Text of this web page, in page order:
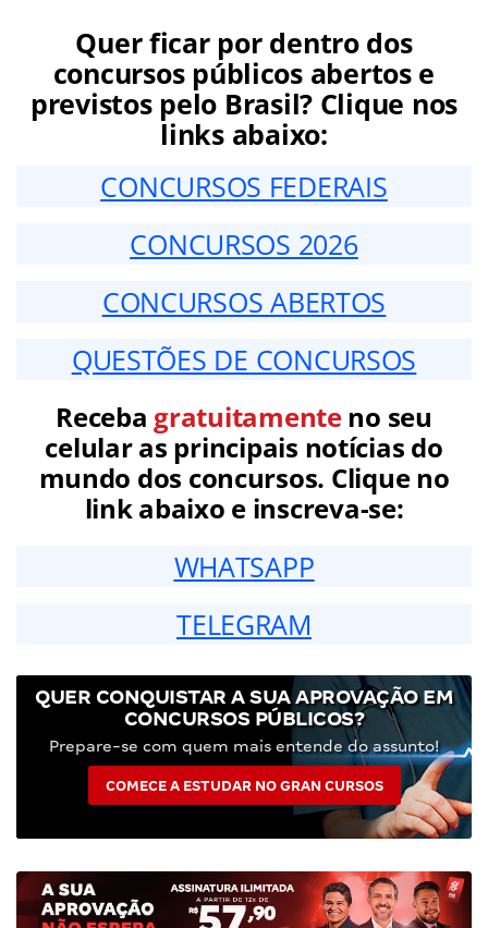
Quer ficar por dentro dos
concursos públicos abertos e
previstos pelo Brasil? Clique nos
links abaixo:
CONCURSOS FEDERAIS
CONCURSOS 2026
CONCURSOS ABERTOS
QUESTÕES DE CONCURSOS
Receba gratuitamenteno seu
celular as principais notícias do
mundo dos concursos. Clique no
link abaixo e inscreva-se:
WHATSAPP
TELEGRAM
QUER CONQUISTAR A SUA APROVAÇÃO EM
CONCURSOS PÚBLICOS?
Prepare-se com quem mais entende do assunto!
COMECE A ESTUDAR NO GRAN CURSOS